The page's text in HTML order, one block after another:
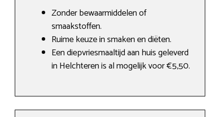
Zonder bewaarmiddelen of
smaakstoffen.
Ruime keuze in smaken en diëten.
Een diepvriesmaaltijd aan huis geleverd
in Helchteren is al mogelijk voor €5,50.